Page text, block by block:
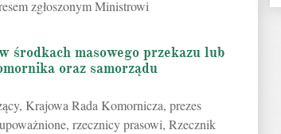
zgłoszonym Ministrowi
środkach masowego przekazu lub
oraz samorządu
Krajowa Rada Komornicza, prezes
rzecznicy prasowi, Rzecznik